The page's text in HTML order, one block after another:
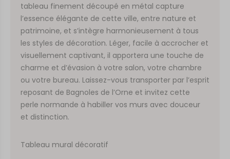
tableau finement découpé en métal capture
l’essence élégante de cette ville, entre nature et
patrimoine, et s’intègre harmonieusement à tous
les styles de décoration. Léger, facile à accrocher et
visuellement captivant, il apportera une touche de
charme et d’évasion à votre salon, votre chambre
ou votre bureau. Laissez-vous transporter par l’esprit
reposant de Bagnoles de l’Orne et invitez cette
perle normande à habiller vos murs avec douceur
et distinction.
Tableau mural décoratif